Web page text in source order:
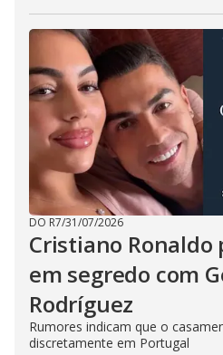
DO R7/31/07/2026
Cristiano Ronaldo
em segredo com
Rodríguez
Rumores indicam que o
discretamente em Portugal